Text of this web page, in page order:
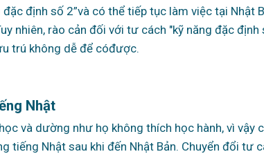
định số 2”và có thể tiếp tục làm việc tại Nhật
nhiên, rào cản đối với tư cách "kỹ năng đặc
trú không dễ để cóđược.
Nhật
và dường như họ không thích học hành, vì vậy
tiếng Nhật sau khi đến Nhật Bản. Chuyển đổi tư